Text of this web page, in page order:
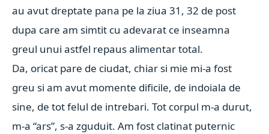
au avut dreptate pana pe la ziua 31, 32 de post
dupa care am simtit cu adevarat ce inseamna
greul unui astfel repaus alimentar total.
Da, oricat pare de ciudat, chiar si mie mi-a fost
greu si am avut momente dificile, de indoiala de
sine, de tot felul de intrebari. Tot corpul m-a durut,
m-a “ars”, s-a zguduit. Am fost clatinat puternic